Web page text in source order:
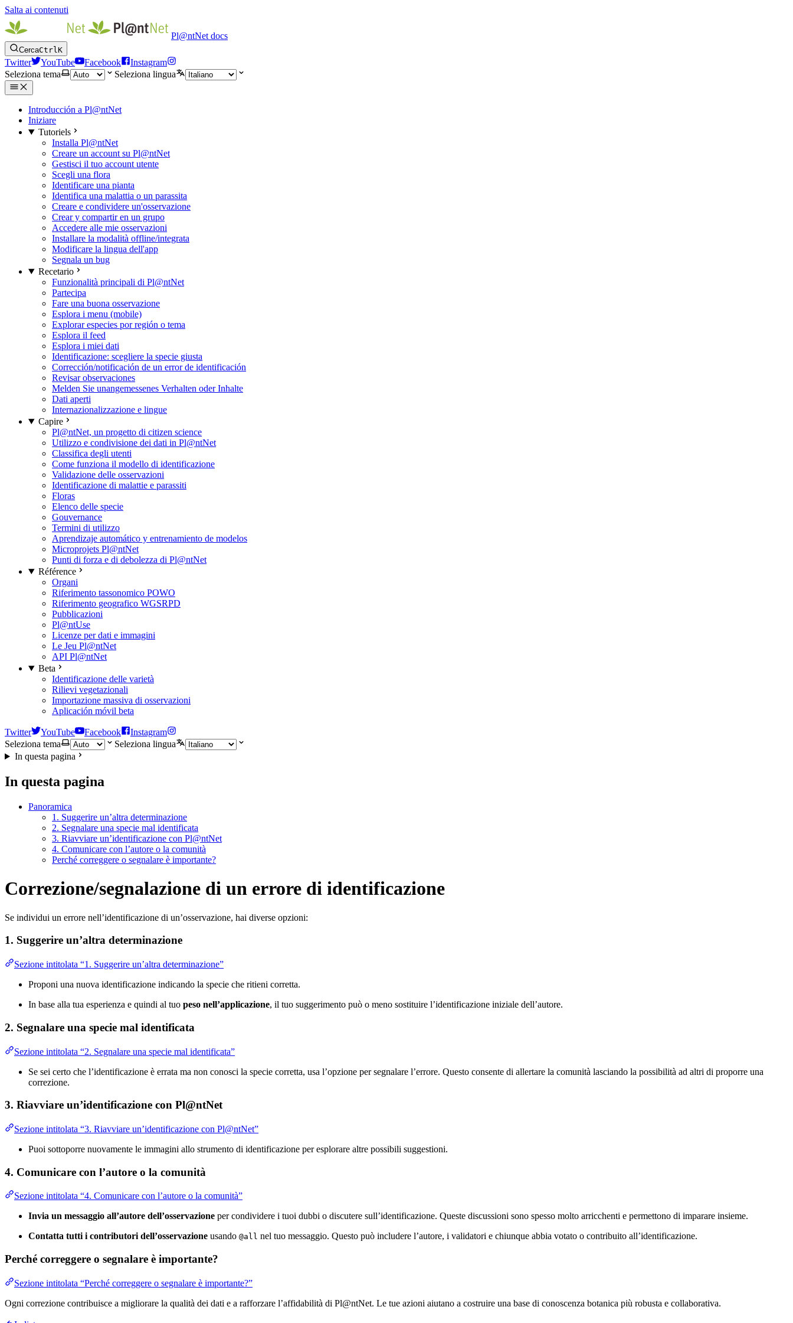
Salta ai contenuti
Pl@ntNet docs
CercaCtrlK
Twitter YouTube Facebook
Instagram
Seleziona tema
Seleziona lingua
Introducción a Pl@ntNet
Iniziare
Tutoriels
Installa Pl@ntNet
Creare un account su Pl@ntNet
Gestisci il tuo account utente
Scegli una flora
Identificare una pianta
Identifica una malattia o un parassita
Creare e condividere un'osservazione
Crear y compartir en un grupo
Accedere alle mie osservazioni
Installare la modalità offline/integrata
Modificare la lingua dell'app
Segnala un bug
Recetario
Funzionalità principali di Pl@ntNet
Partecipa
Fare una buona osservazione
Esplora i menu (mobile)
Explorar especies por región o tema
Esplora il feed
Esplora i miei dati
Identificazione: scegliere la specie giusta
Corrección/notificación de un error de identificación
Revisar observaciones
Melden Sie unangemessenes Verhalten oder Inhalte
Dati aperti
Internazionalizzazione e lingue
Capire
Pl@ntNet, un progetto di citizen science
Utilizzo e condivisione dei dati in Pl@ntNet
Classifica degli utenti
Come funziona il modello di identificazione
Validazione delle osservazioni
Identificazione di malattie e parassiti
Floras
Elenco delle specie
Gouvernance
Termini di utilizzo
Aprendizaje automático y entrenamiento de modelos
Microprojets Pl@ntNet
Punti di forza e di debolezza di Pl@ntNet
Référence
Organi
Riferimento tassonomico POWO
Riferimento geografico WGSRPD
Pubblicazioni
Pl@ntUse
Licenze per dati e immagini
Le Jeu Pl@ntNet
API Pl@ntNet
Beta
Identificazione delle varietà
Rilievi vegetazionali
Importazione massiva di osservazioni
Aplicación móvil beta
Twitter YouTube Facebook
Instagram
Seleziona tema
Seleziona lingua
In questa pagina
In questa pagina
Panoramica
1. Suggerire un’altra determinazione
2. Segnalare una specie mal identificata
3. Riavviare un’identificazione con Pl@ntNet
4. Comunicare con l’autore o la comunità
Perché correggere o segnalare è importante?
Correzione/segnalazione di un errore di identificazione
Se individui un errore nell’identificazione di un’osservazione, hai diverse opzioni:
1. Suggerire un’altra determinazione
Sezione intitolata “1. Suggerire un’altra determinazione”
Proponi una nuova identificazione indicando la specie che ritieni corretta.
In base alla tua esperienza e quindi al tuo peso nell’applicazione, il tuo suggerimento può o meno sostituire l’identificazione iniziale dell’autore.
2. Segnalare una specie mal identificata
Sezione intitolata “2. Segnalare una specie mal identificata”
Se sei certo che l’identificazione è errata ma non conosci la specie corretta, usa l’opzione per segnalare l’errore. Questo consente di allertare la comunità lasciando la possibilità ad altri di proporre una
correzione.
3. Riavviare un’identificazione con Pl@ntNet
Sezione intitolata “3. Riavviare un’identificazione con Pl@ntNet”
Puoi sottoporre nuovamente le immagini allo strumento di identificazione per esplorare altre possibili suggestioni.
4. Comunicare con l’autore o la comunità
Sezione intitolata “4. Comunicare con l’autore o la comunità”
Invia un messaggio all’autore dell’osservazione per condividere i tuoi dubbi o discutere sull’identificazione. Queste discussioni sono spesso molto arricchenti e permettono di imparare insieme.
Contatta tutti i contributori dell’osservazione usando @all nel tuo messaggio. Questo può includere l’autore, i validatori e chiunque abbia votato o contribuito all’identificazione.
Perché correggere o segnalare è importante?
Sezione intitolata “Perché correggere o segnalare è importante?”
Ogni correzione contribuisce a migliorare la qualità dei dati e a rafforzare l’affidabilità di Pl@ntNet. Le tue azioni aiutano a costruire una base di conoscenza botanica più robusta e collaborativa.